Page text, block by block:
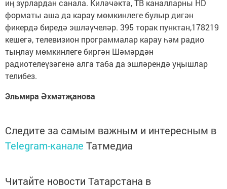
иң зурлардан санала. Киләчәктә, ТВ каналларны HD
форматы аша да карау мөмкинлеге булыр дигән
фикердә биредә эшләүчеләр. 395 торак пунктан,178219
кешегә, телевизион программалар карау һәм радио
тыңлау мөмкинлеге биргән Шәмәрдән
радиотелеүзәгенә алга таба да эшләрендә уңышлар
телибез.
Эльмира Әхмәтҗанова
Следите за самым важным и интересным в
Telegram-канале Татмедиа
Читайте новости Татарстана в